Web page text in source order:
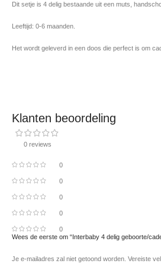
Dit setje is 4 delig bestaande uit een muts,
Leeftijd: 0-6 maanden.
Het wordt geleverd in een doos die perfect is om
Klanten beoordeling
0 reviews
0
0
0
0
0
Wees de eerste om “Interbaby 4 delig geboorte/
Je e-mailadres zal niet getoond worden. Vereiste